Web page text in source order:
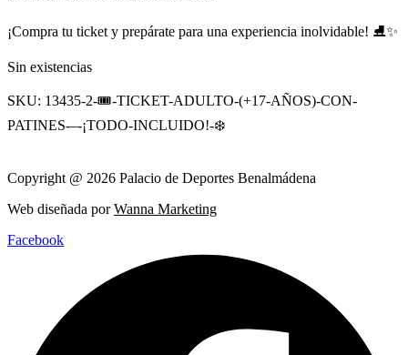
¡Compra tu ticket y prepárate para una experiencia inolvidable! ⛸️✨
Sin existencias
SKU: 13435-2-🎟️-TICKET-ADULTO-(+17-AÑOS)-CON-
PATINES-–-¡TODO-INCLUIDO!-❄️
Copyright @ 2026 Palacio de Deportes Benalmádena
Web diseñada porWanna Marketing
Facebook